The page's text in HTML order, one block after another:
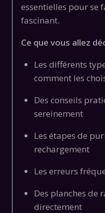
essentielles pour se
fascinant.
Ce que vous allez
Les différents
comment les
Des conseils
sereinement
Les étapes de
rechargement
Les erreurs
Des planches de
directement